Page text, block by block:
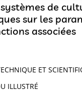
de
sur les
associées
ET
ILLUSTRÉ